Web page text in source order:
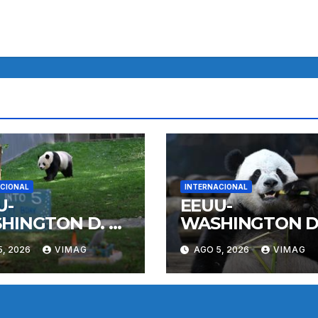
D. C.-
GIGANTE
2026 VIMAG
INTERNACIONAL
EEUU-
WASHINGTON D.
PANDA GIGANTE
BAO LI-
CUMPLEAÑOS
AGO 5, 2026 VIMAG